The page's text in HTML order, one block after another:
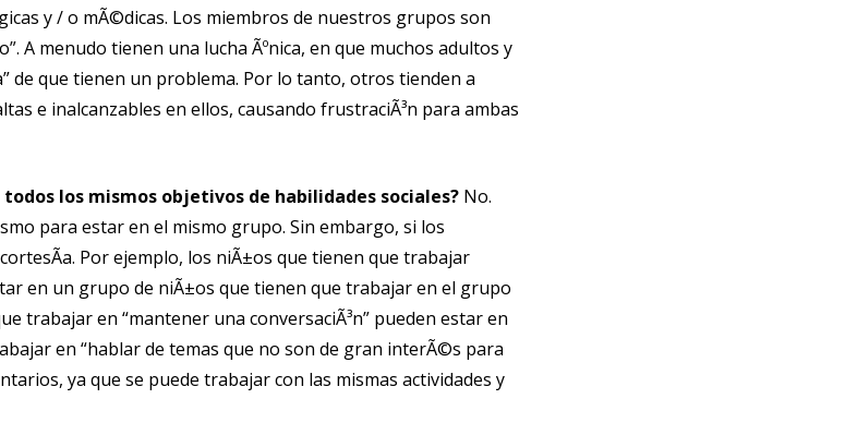
y / o mÃ©dicas. Los miembros de nuestros grupos son
A menudo tienen una lucha Ãºnica, en que muchos adultos y
de que tienen un problema. Por lo tanto, otros tienden a
e inalcanzables en ellos, causando frustraciÃ³n para ambas
los mismos objetivos de habilidades sociales? No.
para estar en el mismo grupo. Sin embargo, si los
Por ejemplo, los niÃ±os que tienen que trabajar
en un grupo de niÃ±os que tienen que trabajar en el grupo
trabajar en “mantener una conversaciÃ³n” pueden estar en
en “hablar de temas que no son de gran interÃ©s para
ya que se puede trabajar con las mismas actividades y